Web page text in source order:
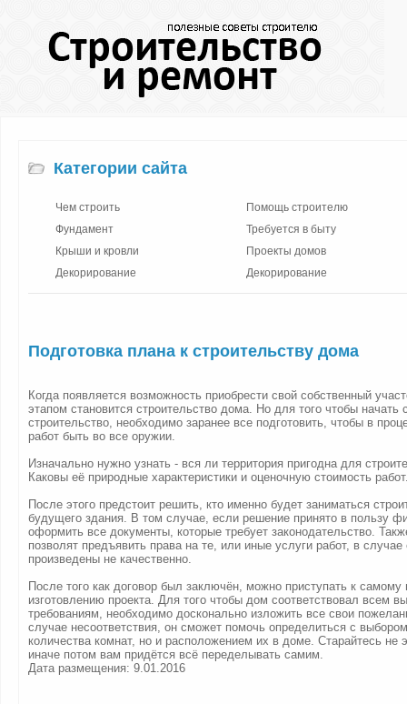
Категории сайта
Чем строить
Фундамент
Крыши и кровли
Декорирование
Помощь строителю
Требуется в быту
Проекты домов
Декорирование
Подготовка плана к строительству дома
Когда появляется возможность приобрести свой собственный
этапом становится строительство дома. Но для того чтобы начать
строительство, необходимо заранее все подготовить, чтобы в
работ быть во все оружии.
Изначально нужно узнать - вся ли территория пригодна для
Каковы её природные характеристики и оценочную стоимость
После этого предстоит решить, кто именно будет заниматься
будущего здания. В том случае, если решение принято в пользу
оформить все документы, которые требует законодательство.
позволят предъявить права на те, или иные услуги работ, в
произведены не качественно.
После того как договор был заключён, можно приступать к самому
изготовлению проекта. Для того чтобы дом соответствовал всем
требованиям, необходимо досконально изложить все свои
случае несоответствия, он сможет помочь определиться с
количества комнат, но и расположением их в доме. Старайтесь не
иначе потом вам придётся всё переделывать самим.
Дата размещения: 9.01.2016